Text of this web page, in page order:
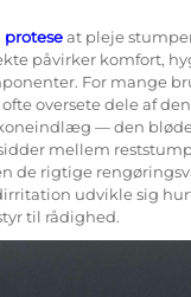
proteseat pleje
påvirker komfort,
For mange
oversete dele af
— den
mellem
de rigtige
udvikle sig
til rådighed.